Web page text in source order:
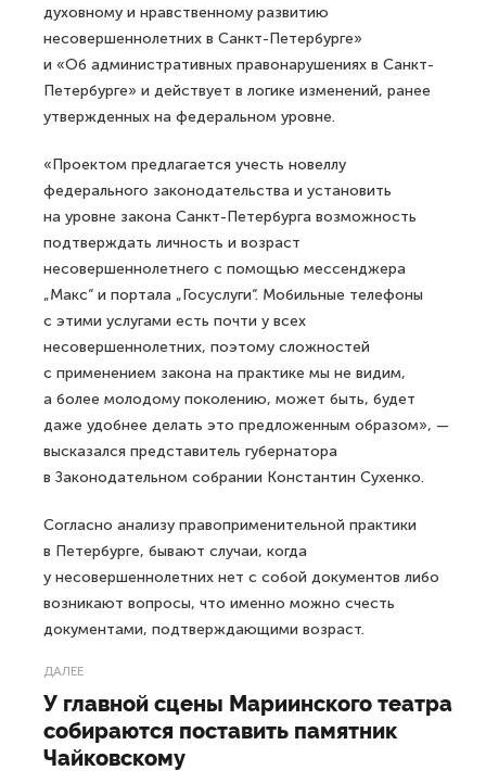
духовному и нравственному развитию
несовершеннолетних в Санкт-Петербурге»
и «Об административных правонарушениях в Санкт-
Петербурге» и действует в логике изменений, ранее
утвержденных на федеральном уровне.
«Проектом предлагается учесть новеллу
федерального законодательства и установить
на уровне закона Санкт-Петербурга возможность
подтверждать личность и возраст
несовершеннолетнего с помощью мессенджера
„Макс“ и портала „Госуслуги“. Мобильные телефоны
с этими услугами есть почти у всех
несовершеннолетних, поэтому сложностей
с применением закона на практике мы не видим,
а более молодому поколению, может быть, будет
даже удобнее делать это предложенным образом», —
высказался представитель губернатора
в Законодательном собрании Константин Сухенко.
Согласно анализу правоприменительной практики
в Петербурге, бывают случаи, когда
у несовершеннолетних нет с собой документов либо
возникают вопросы, что именно можно счесть
документами, подтверждающими возраст.
ДАЛЕЕ
У главной сцены Мариинского театра
собираются поставить памятник
Чайковскому